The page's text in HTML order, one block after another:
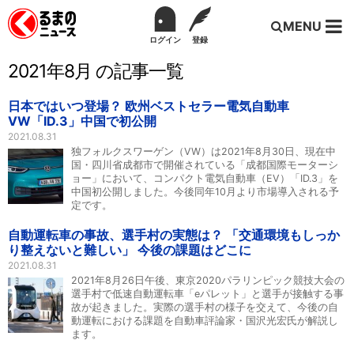
ログイン 登録
MENU
2021年8月 の記事一覧
日本ではいつ登場？ 欧州ベストセラー電気自動車
VW「ID.3」中国で初公開
2021.08.31
独フォルクスワーゲン（VW）は2021年8月30日、現在中
国・四川省成都市で開催されている「成都国際モーターシ
ョー」において、コンパクト電気自動車（EV）「ID.3」を
中国初公開しました。今後同年10月より市場導入される予
定です。
自動運転車の事故、選手村の実態は？ 「交通環境もしっか
り整えないと難しい」 今後の課題はどこに
2021.08.31
2021年8月26日午後、東京2020パラリンピック競技大会の
選手村で低速自動運転車「eパレット」と選手が接触する事
故が起きました。実際の選手村の様子を交えて、今後の自
動運転における課題を自動車評論家・国沢光宏氏が解説し
ます。